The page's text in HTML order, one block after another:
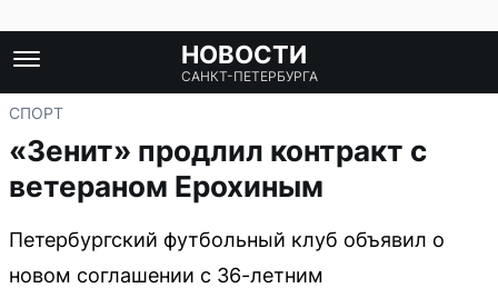
НОВОСТИ
САНКТ-ПЕТЕРБУРГА
СПОРТ
«Зенит» продлил контракт с
ветераном Ерохиным
Петербургский футбольный клуб объявил о
новом соглашении с 36-летним